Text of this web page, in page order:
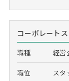
コーポレート
職種 経営
職位 スタ